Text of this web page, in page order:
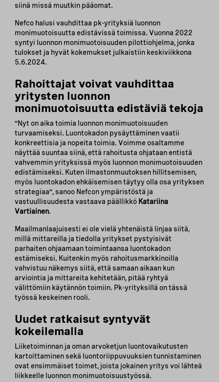
siinä missä muutkin pääomat.
Nefco halusi vauhdittaa pk-yrityksiä luonnon
monimuotoisuutta edistävissä toimissa. Vuonna 2022
syntyi luonnon monimuotoisuuden pilottiohjelma, jonka
tulokset ja hyvät kokemukset julkaistiin keskiviikkona
5.6.2024.
Rahoittajat voivat vauhdittaa
yritysten luonnon
monimuotoisuutta edistäviä tekoja
”Nyt on aika toimia luonnon monimuotoisuuden
turvaamiseksi. Luontokadon pysäyttäminen vaatii
konkreettisia ja nopeita toimia. Voimme osaltamme
näyttää suuntaa siinä, että rahoitusta ohjataan entistä
vahvemmin yrityksissä myös luonnon monimuotoisuuden
edistämiseksi. Kuten ilmastonmuutoksen hillitsemisen,
myös luontokadon ehkäisemisen täytyy olla osa yrityksen
strategiaa”, sanoo Nefcon ympäristöstä ja
vastuullisuudesta vastaava päällikkö Katariina
Vartiainen.
Maailmanlaajuisesti ei ole vielä yhtenäistä linjaa siitä,
millä mittareilla ja tiedolla yritykset pystyisivät
parhaiten ohjaamaan toimintaansa luontokadon
estämiseksi. Kuitenkin myös rahoitusmarkkinoilla
vahvistuu näkemys siitä, että samaan aikaan kun
arviointia ja mittareita kehitetään, pitää ryhtyä
välittömiin käytännön toimiin. Pk-yrityksillä on tässä
työssä keskeinen rooli.
Uudet ratkaisut syntyvät
kokeilemalla
Liiketoiminnan ja oman arvoketjun luontovaikutusten
kartoittaminen sekä luontoriippuvuuksien tunnistaminen
ovat ensimmäiset toimet, joista jokainen yritys voi lähteä
liikkeelle luonnon monimuotoisuustyössä.